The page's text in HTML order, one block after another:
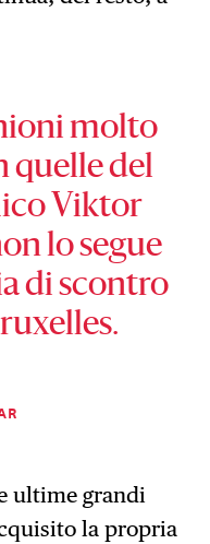
molto
quelle del
Viktor
lo segue
di scontro
ultime grandi
la propria